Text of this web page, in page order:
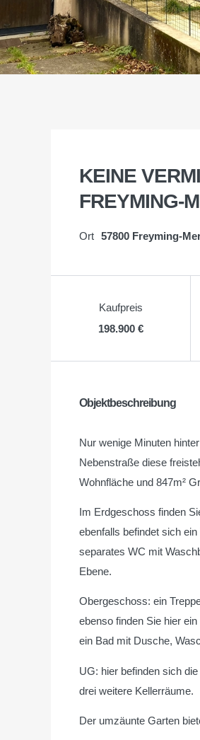
KEINE
FREYMING-
Ort 57800 Freyming-
Kaufpreis
198.900 €
Objektbeschreibung
Nur wenige Minuten
Nebenstraße diese
Wohnfläche und 847m²
Im Erdgeschoss finden
ebenfalls befindet sich
separates WC mit
Ebene.
Obergeschoss: ein
ebenso finden Sie hier
ein Bad mit Dusche,
UG: hier befinden sich
drei weitere Kellerräume.
Der umzäunte Garten